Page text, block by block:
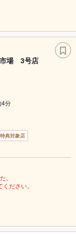
市場 3号店
4分
典対象店
。
ださい。